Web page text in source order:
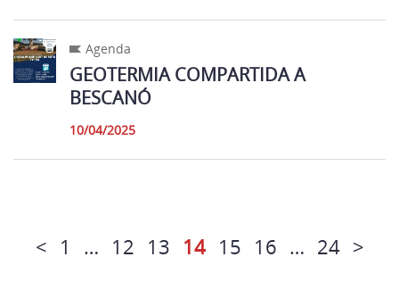
Agenda
GEOTERMIA COMPARTIDA A
BESCANÓ
10/04/2025
< 1 … 12 13 14 15 16 … 24 >